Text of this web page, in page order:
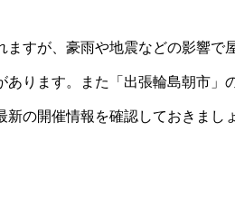
すが、豪雨や地震などの影響で
ります。また「出張輪島朝市」
の開催情報を確認しておきまし